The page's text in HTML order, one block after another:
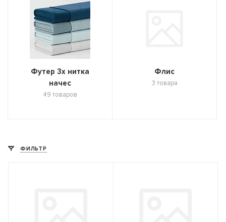
Футер 3х нитка
начес
49 товаров
Флис
3 товара
ФИЛЬТР